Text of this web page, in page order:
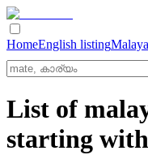
HomeEnglish listing
List of
starting